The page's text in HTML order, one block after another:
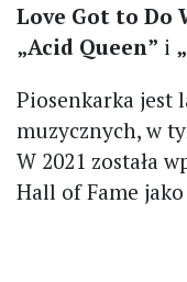
Love Got to Do
„Acid Queen” i
Piosenkarka jest
muzycznych, w
W 2021 została
Hall of Fame